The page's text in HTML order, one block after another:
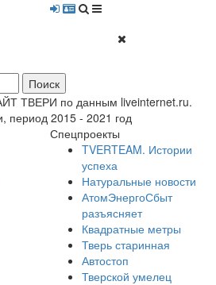
по данным liveinternet.ru.
период 2015 - 2021 год
Спецпроекты
TVERTEAM. Истории
успеха
Натуральные новости
АтомЭнергоСбыт
разъясняет
Квадратные метры
Тверь старинная
Автостоп
Тверской умелец